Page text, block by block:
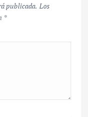
publicada. Los
*